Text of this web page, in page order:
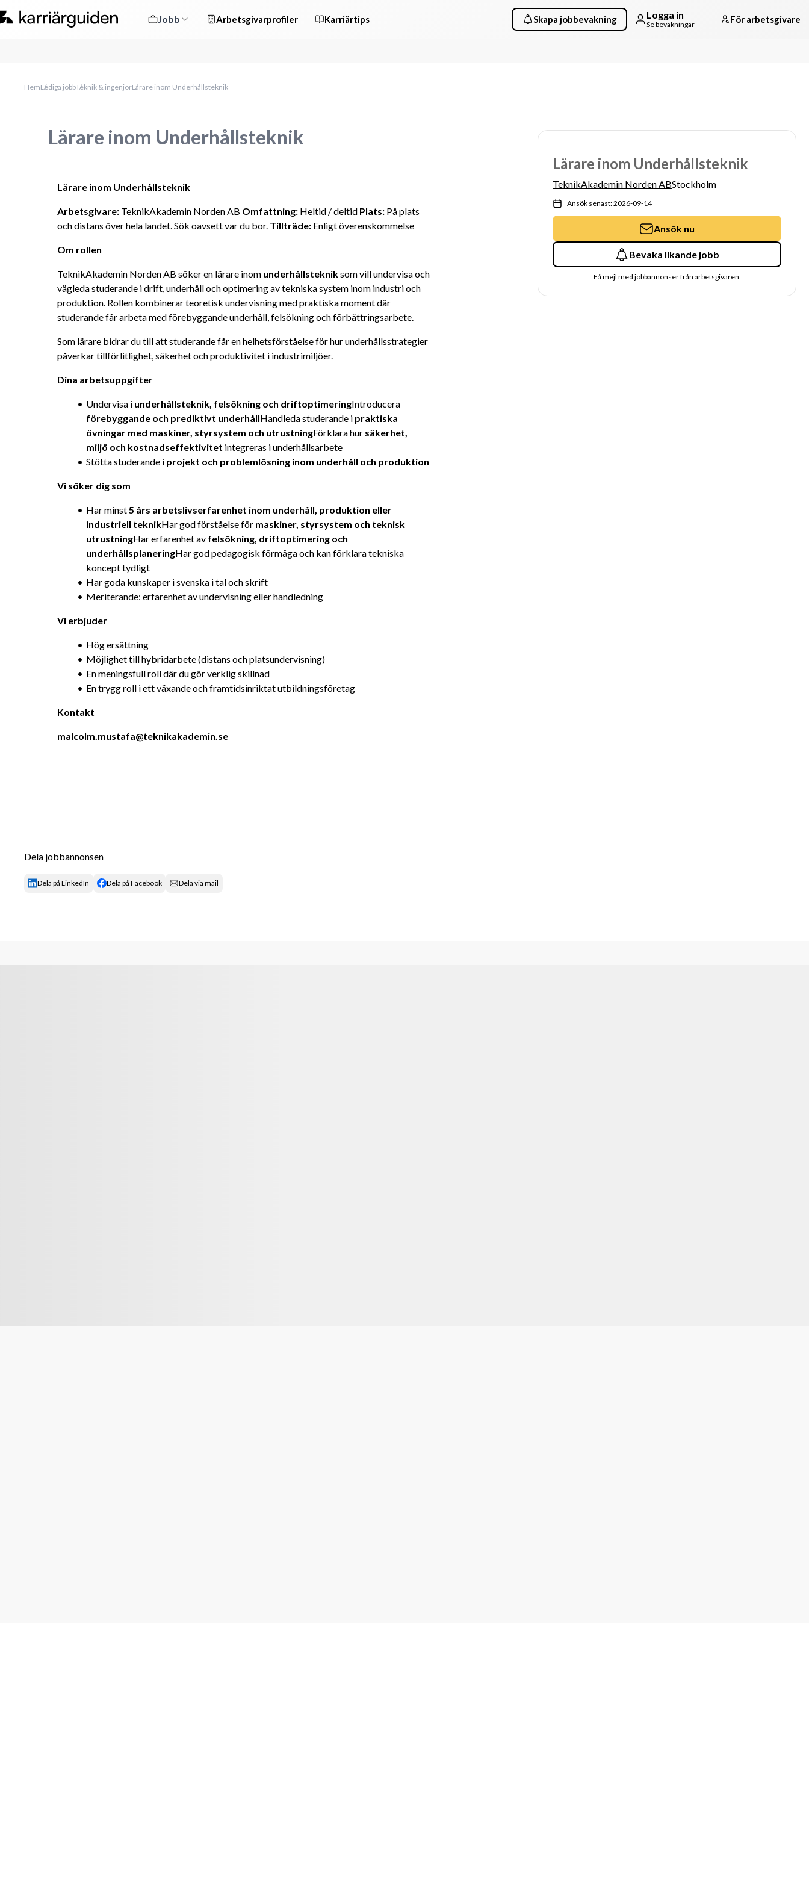
Jobb Arbetsgivarprofiler Karriärtips Skapa jobbevakning Logga in
Se bevakningar För arbetsgivare
HemLediga jobbTeknik & ingenjörLärare inom Underhållsteknik
Lärare inom Underhållsteknik
Lärare inom Underhållsteknik
Arbetsgivare: TeknikAkademin Norden AB Omfattning: Heltid / deltid Plats: På plats
och distans över hela landet. Sök oavsett var du bor. Tillträde: Enligt överenskommelse
Om rollen
TeknikAkademin Norden AB söker en lärare inom underhållsteknik som vill undervisa och
vägleda studerande i drift, underhåll och optimering av tekniska system inom industri och
produktion. Rollen kombinerar teoretisk undervisning med praktiska moment där
studerande får arbeta med förebyggande underhåll, felsökning och förbättringsarbete.
Som lärare bidrar du till att studerande får en helhetsförståelse för hur underhållsstrategier
påverkar tillförlitlighet, säkerhet och produktivitet i industrimiljöer.
Dina arbetsuppgifter
Undervisa i underhållsteknik, felsökning och driftoptimering
Introducera
förebyggande och prediktivt underhållHandleda studerande i praktiska
övningar med maskiner, styrsystem och utrustningFörklara hur säkerhet,
miljö och kostnadseffektivitet integreras i underhållsarbete
Stötta studerande i projekt och problemlösning inom underhåll och produktion
Vi söker dig som
Har minst 5 års arbetslivserfarenhet inom underhåll, produktion eller
industriell teknikHar god förståelse för maskiner, styrsystem och teknisk
utrustningHar erfarenhet av felsökning, driftoptimering och
underhållsplaneringHar god pedagogisk förmåga och kan förklara tekniska
koncept tydligt
Har goda kunskaper i svenska i tal och skrift
Meriterande: erfarenhet av undervisning eller handledning
Vi erbjuder
Hög ersättning
Möjlighet till hybridarbete (distans och platsundervisning)
En meningsfull roll där du gör verklig skillnad
En trygg roll i ett växande och framtidsinriktat utbildningsföretag
Kontakt
malcolm.mustafa@teknikakademin.se
Lärare inom Underhållsteknik
TeknikAkademin Norden ABStockholm
Ansök senast: 2026-09-14
Ansök nu
Bevaka likande jobb
Få mejl med jobbannonser från arbetsgivaren.
Dela jobbannonsen
Dela på LinkedIn Dela på Facebook Dela via mail